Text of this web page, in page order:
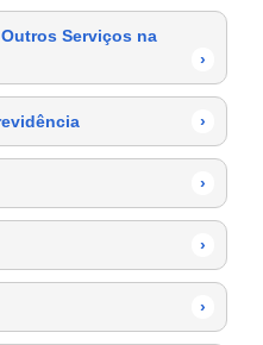
Serviços na
›
›
›
›
›